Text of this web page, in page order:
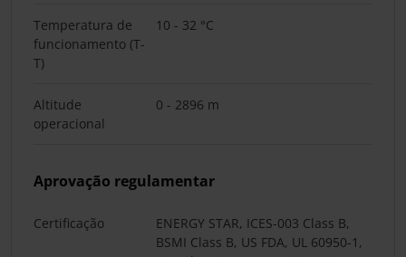
Temperatura de
funcionamento (T-
T)
10 - 32 °C
Altitude
operacional
0 - 2896 m
Aprovação regulamentar
Certificação
ENERGY STAR, ICES-003 Class B,
BSMI Class B, US FDA, UL 60950-1,